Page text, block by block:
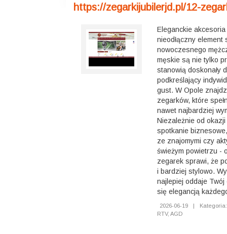
https://zegarkijubilerjd.pl/12-
Eleganckie
nieodłączny element
nowoczesnego
męskie są nie tylko
stanowią doskonały
podkreślający
gust. W Opole
zegarków, które
nawet najbardziej
Niezależnie od
spotkanie
ze znajomymi czy
świeżym powietrzu -
zegarek sprawi, że
i bardziej stylowo.
najlepiej oddaje
się elegancją
2026-06-19 |
RTV, AGD